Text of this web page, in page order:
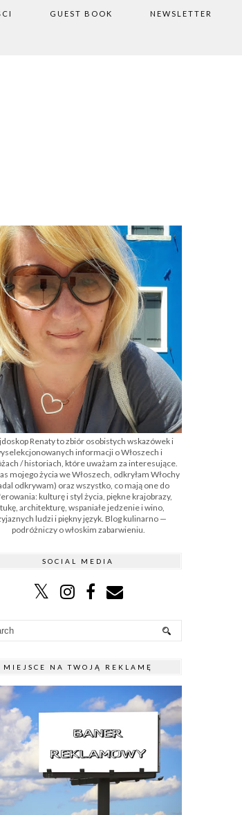
GUEST BOOK NEWSLETTER
Renaty to zbiór osobistych wskazówek i
informacji o Włoszech i
/ historiach, które uważam za interesujące.
mojego życia we Włoszech, odkryłam Włochy
odkrywam) oraz wszystko, co mają one do
kulturę i styl życia, piękne krajobrazy,
architekturę, wspaniałe jedzenie i wino,
ludzi i piękny język. Blog kulinarno —
podróżniczy o włoskim zabarwieniu.
SOCIAL MEDIA
MIEJSCE NA TWOJĄ REKLAMĘ